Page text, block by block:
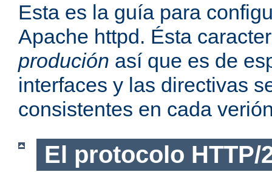
Esta es la guía para
Apache httpd. Ésta
produción así que es de
interfaces y las directivas
consistentes en cada
El protocolo HTTP/